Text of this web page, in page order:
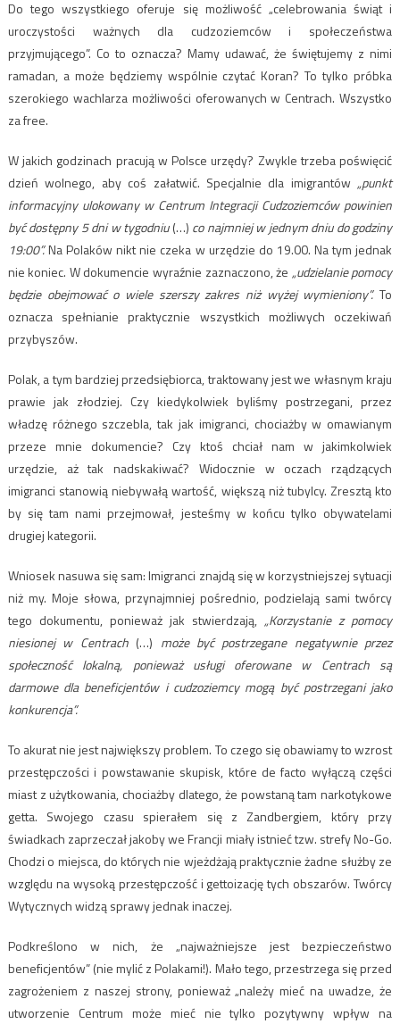
Do tego wszystkiego oferuje się możliwość „celebrowania świąt i
uroczystości ważnych dla cudzoziemców i społeczeństwa
przyjmującego”. Co to oznacza? Mamy udawać, że świętujemy z nimi
ramadan, a może będziemy wspólnie czytać Koran? To tylko próbka
szerokiego wachlarza możliwości oferowanych w Centrach. Wszystko
za free.
W jakich godzinach pracują w Polsce urzędy? Zwykle trzeba poświęcić
dzień wolnego, aby coś załatwić. Specjalnie dla imigrantów „punkt
informacyjny ulokowany w Centrum Integracji Cudzoziemców powinien
być dostępny 5 dni w tygodniu(…) co najmniej w jednym dniu do godziny
19:00”.Na Polaków nikt nie czeka w urzędzie do 19.00. Na tym jednak
nie koniec. W dokumencie wyraźnie zaznaczono, że „udzielanie pomocy
będzie obejmować o wiele szerszy zakres niż wyżej wymieniony”.To
oznacza spełnianie praktycznie wszystkich możliwych oczekiwań
przybyszów.
Polak, a tym bardziej przedsiębiorca, traktowany jest we własnym kraju
prawie jak złodziej. Czy kiedykolwiek byliśmy postrzegani, przez
władzę różnego szczebla, tak jak imigranci, chociażby w omawianym
przeze mnie dokumencie? Czy ktoś chciał nam w jakimkolwiek
urzędzie, aż tak nadskakiwać? Widocznie w oczach rządzących
imigranci stanowią niebywałą wartość, większą niż tubylcy. Zresztą kto
by się tam nami przejmował, jesteśmy w końcu tylko obywatelami
drugiej kategorii.
Wniosek nasuwa się sam: Imigranci znajdą się w korzystniejszej sytuacji
niż my. Moje słowa, przynajmniej pośrednio, podzielają sami twórcy
tego dokumentu, ponieważ jak stwierdzają, „Korzystanie z pomocy
niesionej w Centrach(…) może być postrzegane negatywnie przez
społeczność lokalną, ponieważ usługi oferowane w Centrach są
darmowe dla beneficjentów i cudzoziemcy mogą być postrzegani jako
konkurencja”.
To akurat nie jest największy problem. To czego się obawiamy to wzrost
przestępczości i powstawanie skupisk, które de facto wyłączą części
miast z użytkowania, chociażby dlatego, że powstaną tam narkotykowe
getta. Swojego czasu spierałem się z Zandbergiem, który przy
świadkach zaprzeczał jakoby we Francji miały istnieć tzw. strefy No-Go.
Chodzi o miejsca, do których nie wjeżdżają praktycznie żadne służby ze
względu na wysoką przestępczość i gettoizację tych obszarów. Twórcy
Wytycznych widzą sprawy jednak inaczej.
Podkreślono w nich, że „najważniejsze jest bezpieczeństwo
beneficjentów” (nie mylić z Polakami!). Mało tego, przestrzega się przed
zagrożeniem z naszej strony, ponieważ „należy mieć na uwadze, że
utworzenie Centrum może mieć nie tylko pozytywny wpływ na